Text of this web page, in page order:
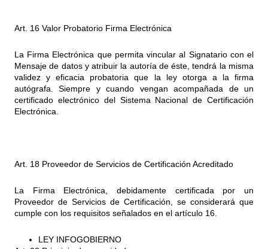
Art. 16 Valor Probatorio Firma Electrónica
La Firma Electrónica que permita vincular al Signatario con el
Mensaje de datos y atribuir la autoría de éste, tendrá la misma
validez y eficacia probatoria que la ley otorga a la firma
autógrafa. Siempre y cuando vengan acompañada de un
certificado electrónico del Sistema Nacional de Certificación
Electrónica.
Art. 18 Proveedor de Servicios de Certificación Acreditado
La Firma Electrónica, debidamente certificada por un
Proveedor de Servicios de Certificación, se considerará que
cumple con los requisitos señalados en el artículo 16.
LEY INFOGOBIERNO